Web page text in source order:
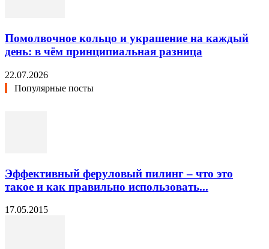
Помолвочное кольцо и украшение на каждый
день: в чём принципиальная разница
22.07.2026
Популярные посты
Эффективный феруловый пилинг – что это
такое и как правильно использовать...
17.05.2015